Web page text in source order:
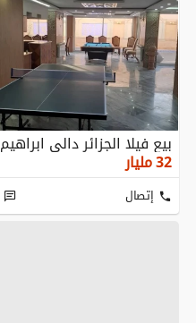
بيع فيلا الجزائر دالي ابراهيم
32مليار
إتصال